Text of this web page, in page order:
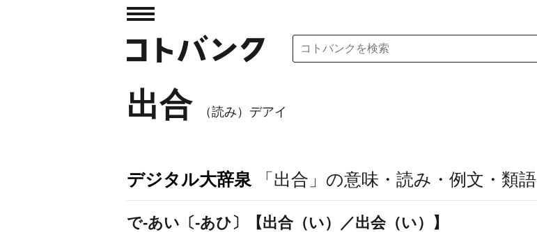
出合 （読み）デアイ
デジタル大辞泉 「出合」の意味・読み・例文・類語
で‐あい〔‐あひ〕【出合（い）／出会（い）】